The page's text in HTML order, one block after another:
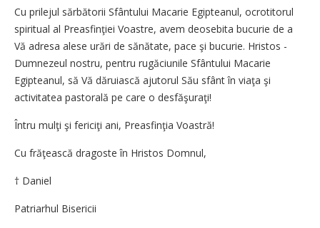
Cu prilejul sărbătorii Sfântului Macarie Egipteanul, ocrotitorul
spiritual al Preasfinţiei Voastre, avem deosebita bucurie de a
Vă adresa alese urări de sănătate, pace şi bucurie. Hristos -
Dumnezeul nostru, pentru rugăciunile Sfântului Macarie
Egipteanul, să Vă dăruiască ajutorul Său sfânt în viaţa şi
activitatea pastorală pe care o desfăşuraţi!
Întru mulţi şi fericiţi ani, Preasfinţia Voastră!
Cu frăţească dragoste în Hristos Domnul,
† Daniel
Patriarhul Bisericii